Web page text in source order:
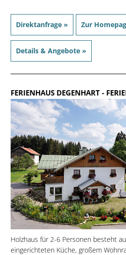
Direktanfrage » Zur
Details & Angebote »
FERIENHAUS DEGENHART-
Holzhaus für 2-6 Personen besteht
eingerichteten Küche, großem